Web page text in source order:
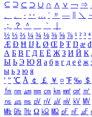
⊆ ⊇ ⊂ ⊃ ∪ ∩ ∧ ∨ ￢ ⇒
、
。 · ‥ … ¨ 〃 ― ＼
；
？ ＾ ｀
½ ⅓ ⅔ ¼ ¾ ⅛ ⅜ ⅝ ⅞ ¹ ² ³ ⁴
Æ Ð Ħ Ĳ Ł Ø Œ Þ Ŧ Ŋ æ đ
А Б В Г Д Е Ё Ж З И Й К
Ы Ь Э Ю Я а б в г д е ё ж
ы ь э ю я
′ ″ ℃ Å ￠ ￡ ￥ ¤ ℉ ‰ ＄
㎙ ㎚ ㎛ ㎜ ㎝ ㎞ ㎟ ㎠ ㎡
㎱ ㎲ ㎳ ㎴ ㎵ ㎶ ㎷ ㎸ ㎹
㎒ ㎓ ㎔ Ω ㏀ ㏁ ㎊ ㎋ ㎌